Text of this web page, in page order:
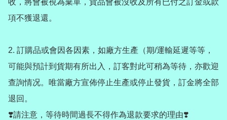
項不獲退還。
2. 訂購品或會因各因素，如廠方生產（期/運輸延遲等等，
可能與預計到貨期有所出入，訂客對此可稍為等待，亦歡迎
查詢情况。唯當廠方宣佈停止生產或停止發貨，訂金將全部
退回。
❣️請注意，等待時間過長不得作為退款要求的理由❣️